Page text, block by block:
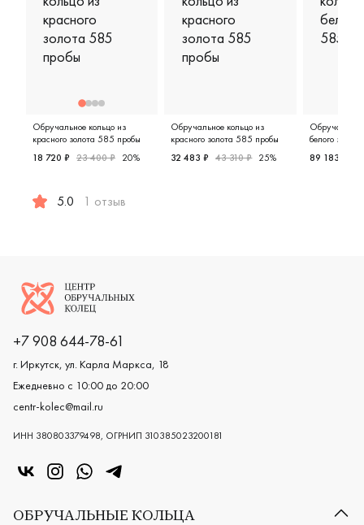
Обручальное кольцо из
красного золота 585 пробы
18 720 ₽ 23 400 ₽ 20%
5.0 1 отзыв
Обручальное кольцо из
красного золота 585 пробы
32 483 ₽ 43 310 ₽ 25%
белого
89 183 ₽
Логотип компании
+7 908 644-78-61
г. Иркутск, ул. Карла Маркса, 18
Ежедневно с 10:00 до 20:00
centr-kolec@mail.ru
ИНН 380803379498, ОГРНИП 310385023200181
«Центр колец» в VK
«Центр колец» в Instagram
«Центр колец» в Whatsapp
«Центр колец» в Telegram
ОБРУЧАЛЬНЫЕ КОЛЬЦА